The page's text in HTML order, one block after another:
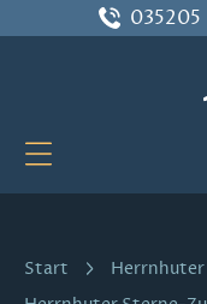
Zum Hauptinhalt035205
Start